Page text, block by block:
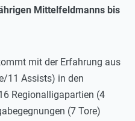
Mittelfeldmanns bis
mit der Erfahrung aus
11 Assists) in den
Regionalligapartien (4
(7 Tore)